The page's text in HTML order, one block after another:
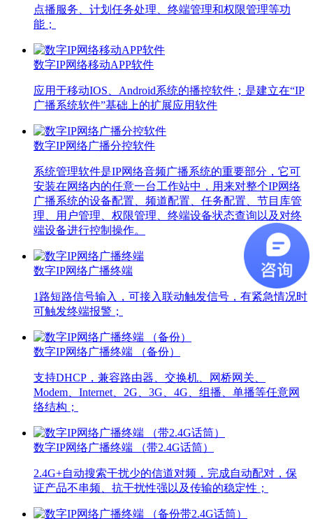
点播服务、计划任务处理、终端管理和权限管理等功
能；
数字IP网络移动APP软件
应用于移动IOS、Android系统的播控软件；是建立在“IP
广播系统软件”基础上的扩展应用软件
数字IP网络广播分控软件
系统管理软件是IP网络音频广播系统的重要部分，它可
安装在网络内的任意一台工作站中，用来对整个IP网络
广播系统的设备配置、频道配置、任务配置、节目库管
理、用户管理、权限管理、终端设备状态查询以及对终
端设备进行控制操作。
数字IP网络广播终端
1路短路信号输入，可接入联动触发信号，有紧急情况时
可触发终端报警；
数字IP网络广播终端 （备份）
支持DHCP，兼容路由器、交换机、网桥网关、
Modem、Internet、2G、3G、4G、组播、单播等任意网
络结构；
数字IP网络广播终端 （带2.4G话筒）
2.4G+自动搜索干扰少的信道对频，完成自动配对，保
证产品不串频、抗干扰性强以及传输的稳定性；